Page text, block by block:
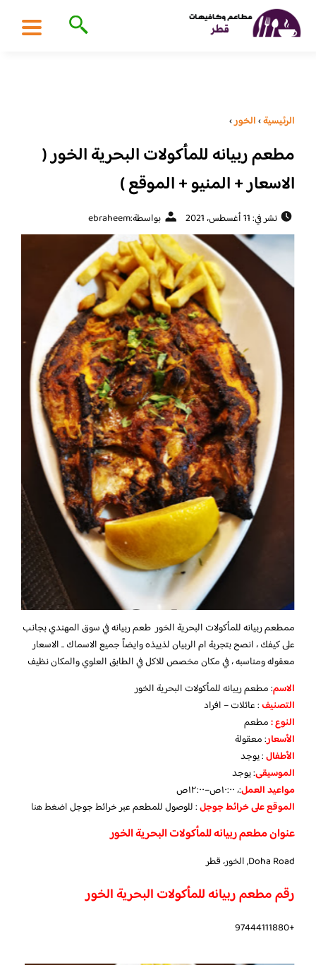
الرئيسية›الخور›
مطعم ربيانه للمأكولات البحرية الخور (
الاسعار + المنيو + الموقع )
نشر في: 11 أغسطس، 2021 بواسطة:ebraheem
ممطعم ربيانه للمأكولات البحرية الخور طعم ربيانه في سوق المهندي بجانب
على كيفك ، انصح بتجربة ام الربيان لذييذه وايضاً جميع الاسماك .. الاسعار
معقوله ومناسبه ، في مكان مخصص للاكل في الطابق العلوي والمكان نظيف
الاسم: مطعم ربيانه للمأكولات البحرية الخور
التصنيف: عائلات – افراد
النوع :مطعم
الأسعار:معقولة
الأطفال:يوجد
الموسيقى:يوجد
مواعيد العمل:، ١٠:٠٠ص–١٢:٠٠ص
الموقع على خرائط جوجل: للوصول للمطعم عبر خرائط جوجلاضغط هنا
عنوان مطعم ربيانه للمأكولات البحرية الخور
Doha Road, الخور، قطر
رقم مطعم ربيانه للمأكولات البحرية الخور
+97444111880